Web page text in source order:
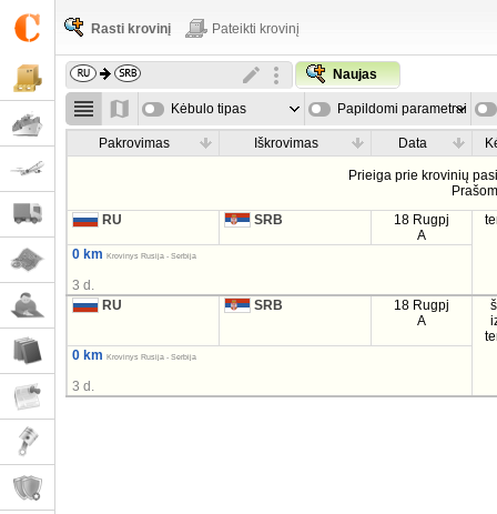
Rasti krovinį Pateikti krovinį
Naujas
Kėbulo tipas Papildomi parametrai
Pakrovimas Iškrovimas Data
Prieiga prie krovinių
RU
SRB
18 Rugpj
A
0 km Krovinys Rusija - Serbija
3 d.
RU
SRB
18 Rugpj
A
0 km
Krovinys Rusija - Serbija
3 d.